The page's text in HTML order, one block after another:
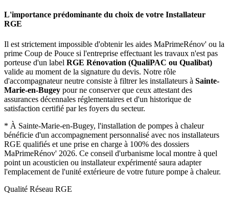
L'importance prédominante du choix de votre Installateur
RGE
Il est strictement impossible d'obtenir les aides MaPrimeRénov' ou la
prime Coup de Pouce si l'entreprise effectuant les travaux n'est pas
porteuse d'un label RGE Rénovation (QualiPAC ou Qualibat)
valide au moment de la signature du devis. Notre rôle
d'accompagnateur neutre consiste à filtrer les installateurs à Sainte-
Marie-en-Bugey pour ne conserver que ceux attestant des
assurances décennales réglementaires et d'un historique de
satisfaction certifié par les foyers du secteur.
* À Sainte-Marie-en-Bugey, l'installation de pompes à chaleur
bénéficie d'un accompagnement personnalisé avec nos installateurs
RGE qualifiés et une prise en charge à 100% des dossiers
MaPrimeRénov' 2026. Ce conseil d'urbanisme local montre à quel
point un acousticien ou installateur expérimenté saura adapter
l'emplacement de l'unité extérieure de votre future pompe à chaleur.
Qualité Réseau RGE